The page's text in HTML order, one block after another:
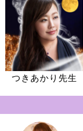
つきあかり先生